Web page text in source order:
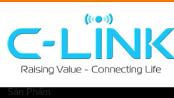
Sản Phẩm